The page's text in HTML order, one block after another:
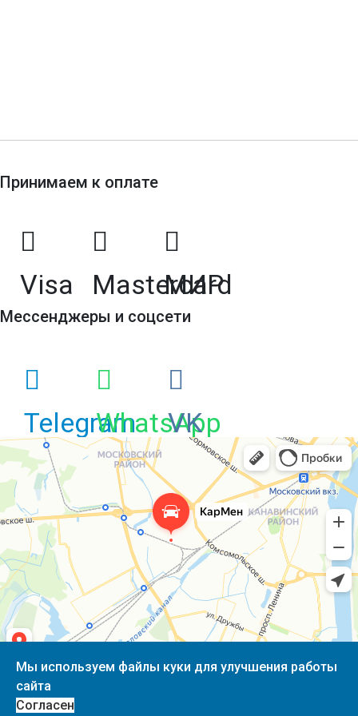
Принимаем к оплате
Visa Mastercard
МИР
Мессенджеры и соцсети
TelegramWhatsApp
VK
ООО "Кар Мен" ОГРН 1145258006013 / ИНН 5258118327
Мы используем файлы куки для улучшения работы
сайта
Согласен